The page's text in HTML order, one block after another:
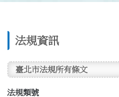
法規資訊
臺北市法規所有條文
法規類號